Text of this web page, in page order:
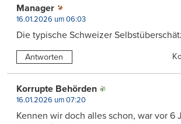
Manager
16.01.2026 um 06:03
Die typische Schweizer
Antworten
Korrupte Behörden
16.01.2026 um 07:20
Kennen wir doch alles schon, war vor 6